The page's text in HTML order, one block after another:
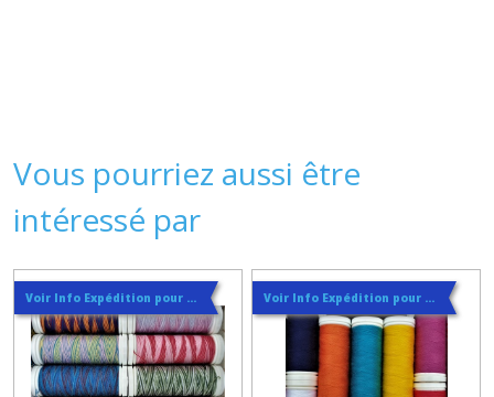
Vous pourriez aussi être
intéressé par
Voir Info Expédition pour Régler les Frais de Port au Meilleur Prix , En haut d'ecran à Droite Voir Info Expédition pour Régler les Frais de Port au Meilleur Prix , En haut d'ecran à Droite